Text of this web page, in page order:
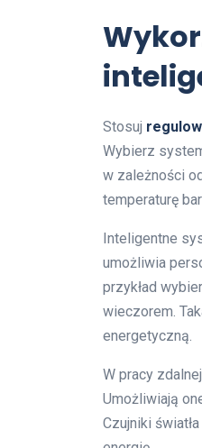
Stosuj
Wybierz
w zależności
temperaturę
Inteligentne
umożliwia
przykład
wieczorem.
energetyczną.
W pracy
Umożliwiają
Czujniki